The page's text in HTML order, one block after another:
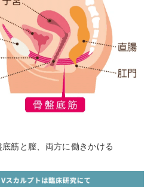
底筋と膣、両方に働きかける